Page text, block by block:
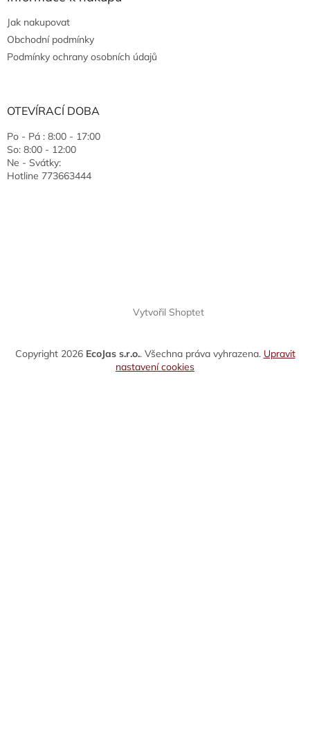
Jak nakupovat
Obchodní podmínky
Podmínky ochrany osobních údajů
OTEVÍRACÍ DOBA
Po - Pá : 8:00 - 17:00
So: 8:00 - 12:00
Ne - Svátky:
Hotline 773663444
Vytvořil Shoptet
Copyright 2026 EcoJas s.r.o.. Všechna práva vyhrazena. Upravit
nastavení cookies